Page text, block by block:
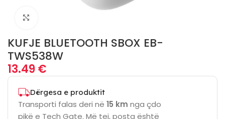
KUFJE BLUETOOTH SBOX EB-
TWS538W
13.49€
Dërgesa e produktit
Transporti falas deri në 15 km nga çdo
pikë e Tech Gate. Më tej, posta është